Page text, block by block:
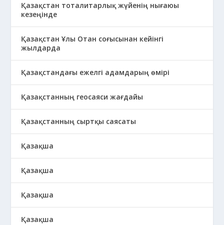
Қазақстан тоталитарлық жүйенің нығаюы
кезеңінде
Қазақстан Ұлы Отан соғысынан кейінгі
жылдарда
Қазақстандағы ежелгі адамдарың өмірі
Қазақстанның геосаяси жағдайы
Қазақстанның сыртқы саясаты
Қазақша
Қазақша
Қазақша
Қазақша